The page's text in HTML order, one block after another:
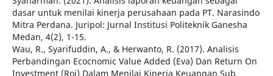
dasar untuk menilai kinerja perusahaan pada PT. Narasindo
Mitra Perdana. Juripol: Jurnal Institusi Politeknik Ganesha
Medan, 4(2), 1-15.
Wau, R., Syarifuddin, A., & Herwanto, R. (2017). Analisis
Perbandingan Ecocnomic Value Added (Eva) Dan Return On
Investment (Roi) Dalam Menilai Kinerja Keuangan Sub